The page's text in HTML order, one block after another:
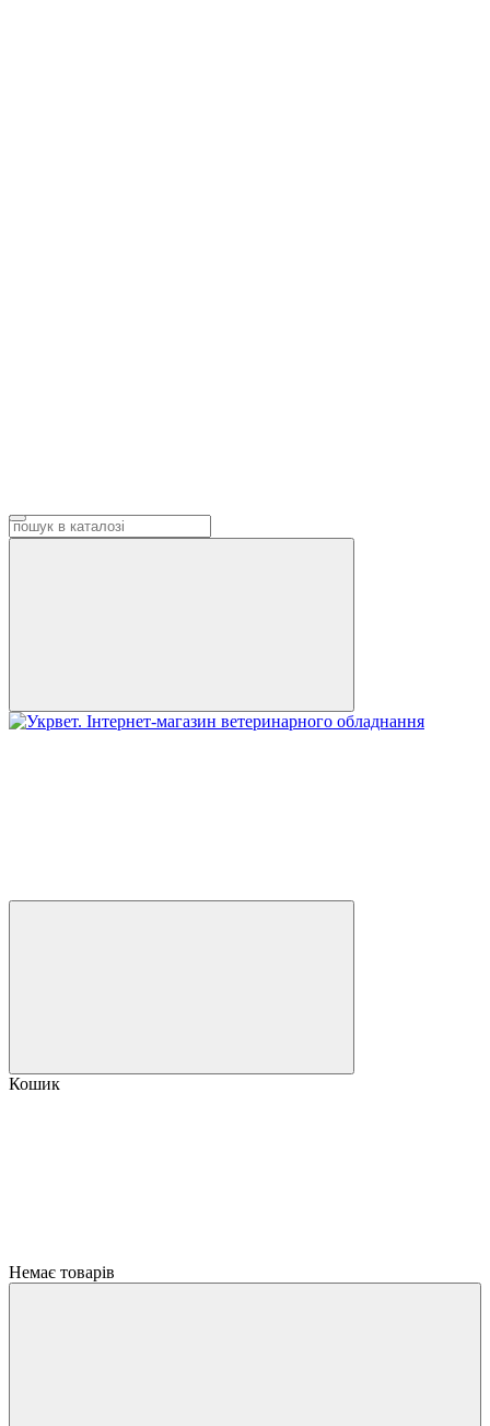
Кошик
Немає товарів